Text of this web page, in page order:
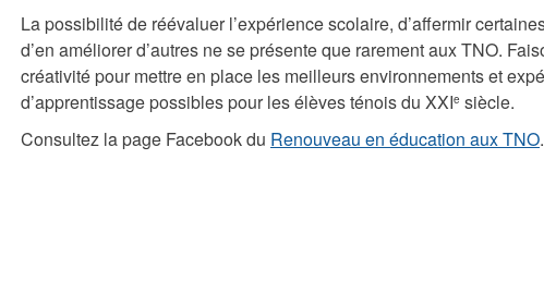
La possibilité de réévaluer l’expérience scolaire, d’affermir
d’en améliorer d’autres ne se présente que rarement aux TNO.
créativité pour mettre en place les meilleurs environnements et
d’apprentissage possibles pour les élèves ténois du XXIe siècle.
Consultez la page Facebook du Renouveau en éducation aux TNO.